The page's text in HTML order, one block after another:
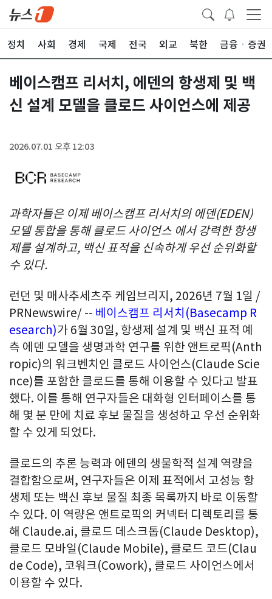
정치 사회 경제 국제 전국 외교 북한 금융ㆍ증권
베이스캠프 리서치, 에덴의 항생제 및 백
신 설계 모델을 클로드 사이언스에 제공
2026.07.01 오후 12:03
과학자들은 이제 베이스캠프 리서치의 에덴(EDEN)
모델 통합을 통해 클로드 사이언스 에서 강력한 항생
제를 설계하고, 백신 표적을 신속하게 우선 순위화할
수 있다.
런던 및 매사추세츠주 케임브리지 , 2026년 7월 1일 /
PRNewswire/ -- 베이스캠프 리서치(Basecamp R
esearch)가 6월 30일, 항생제 설계 및 백신 표적 예
측 에덴 모델을 생명과학 연구를 위한 앤트로픽(Anth
ropic)의 워크벤치인 클로드 사이언스(Claude Scie
nce)를 포함한 클로드를 통해 이용할 수 있다고 발표
했다. 이를 통해 연구자들은 대화형 인터페이스를 통
해 몇 분 만에 치료 후보 물질을 생성하고 우선 순위화
할 수 있게 되었다.
클로드의 추론 능력과 에덴의 생물학적 설계 역량을
결합함으로써, 연구자들은 이제 표적에서 고성능 항
생제 또는 백신 후보 물질 최종 목록까지 바로 이동할
수 있다. 이 역량은 앤트로픽의 커넥터 디렉토리를 통
해 Claude.ai, 클로드 데스크톱(Claude Desktop),
클로드 모바일(Claude Mobile), 클로드 코드(Clau
de Code), 코워크(Cowork), 클로드 사이언스에서
이용할 수 있다.